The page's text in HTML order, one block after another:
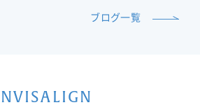
ブログ一覧